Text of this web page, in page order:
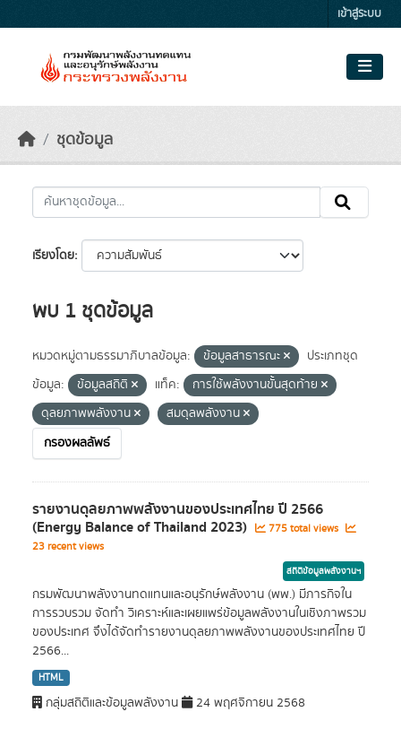
เข้าสู่ระบบ
ชุดข้อมูล
เรียงโดย
พบ 1 ชุดข้อมูล
หมวดหมู่ตามธรรมาภิบาลข้อมูล: ข้อมูลสาธารณะ
ประเภทชุด
ข้อมูล:
ข้อมูลสถิติ แท็ค:
การใช้พลังงานขั้นสุดท้าย
ดุลยภาพพลังงาน
สมดุลพลังงาน
กรองผลลัพธ์
รายงานดุลยภาพพลังงานของประเทศไทย ปี 2566
(Energy Balance of Thailand 2023)
775 total views
23 recent views
สถิติข้อมูลพลังงานฯ
กรมพัฒนาพลังงานทดแทนและอนุรักษ์พลังงาน (พพ.) มีภารกิจใน
การรวบรวม จัดทำ วิเคราะห์และเผยแพร่ข้อมูลพลังงานในเชิงภาพรวม
ของประเทศ จึงได้จัดทำรายงานดุลยภาพพลังงานของประเทศไทย ปี
2566...
HTML
กลุ่มสถิติและข้อมูลพลังงาน 24 พฤศจิกายน 2568